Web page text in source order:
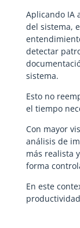
Aplicando IA
del sistema,
detectar
sistema.
Esto no
el tiempo
Con mayor
análisis de
más realista
forma
En este